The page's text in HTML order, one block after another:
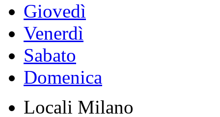
Giovedì
Venerdì
Sabato
Domenica
Locali Milano